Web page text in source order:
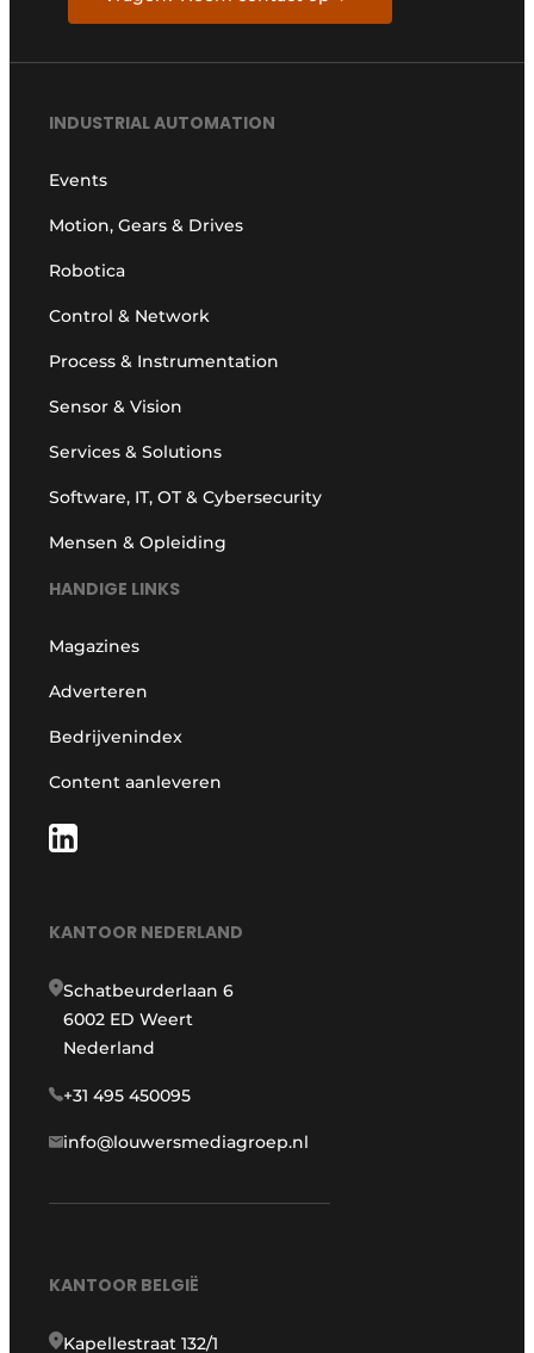
INDUSTRIAL AUTOMATION
Events
Motion, Gears & Drives
Robotica
Control & Network
Process & Instrumentation
Sensor & Vision
Services & Solutions
Software, IT, OT & Cybersecurity
Mensen & Opleiding
HANDIGE LINKS
Magazines
Adverteren
Bedrijvenindex
Content aanleveren
KANTOOR NEDERLAND
Schatbeurderlaan 6
6002 ED Weert
Nederland
+31 495 450095
info@louwersmediagroep.nl
KANTOOR BELGIË
Kapellestraat 132/1